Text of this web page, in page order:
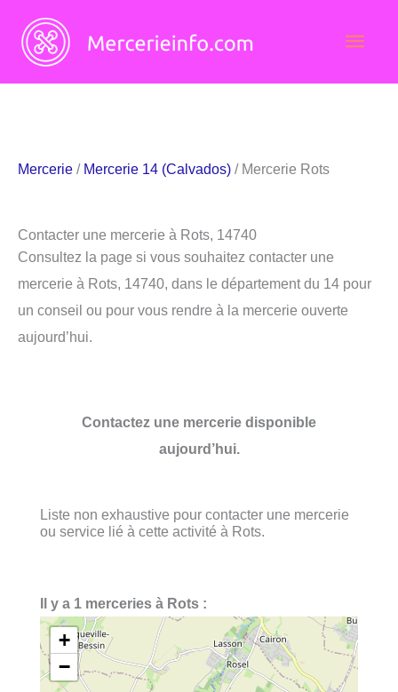
contenu
Mercerie / Mercerie 14 (Calvados) / Mercerie Rots
Contacter une mercerie à Rots, 14740
Consultez la page si vous souhaitez contacter une
mercerie à Rots, 14740, dans le département du 14 pour
un conseil ou pour vous rendre à la mercerie ouverte
aujourd’hui.
Contactez une mercerie disponible
aujourd’hui.
Liste non exhaustive pour contacter une mercerie
ou service lié à cette activité à Rots.
Il y a 1 merceries à Rots :
+
−